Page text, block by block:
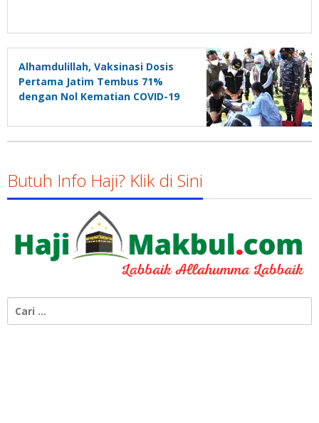
Alhamdulillah, Vaksinasi Dosis
Pertama Jatim Tembus 71%
dengan Nol Kematian COVID-19
Butuh Info Haji? Klik di Sini
untuk: